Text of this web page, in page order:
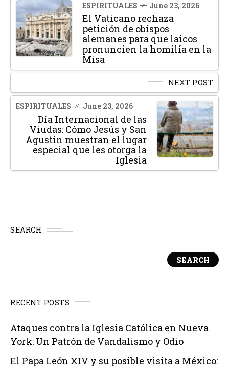
ESPIRITUALES June 23, 2026
El Vaticano rechaza
petición de obispos
alemanes para que laicos
pronuncien la homilía en la
Misa
NEXT POST
ESPIRITUALES June 23, 2026
Día Internacional de las
Viudas: Cómo Jesús y San
Agustín muestran el lugar
especial que les otorga la
Iglesia
SEARCH
SEARCH
RECENT POSTS
Ataques contra la Iglesia Católica en Nueva
York: Un Patrón de Vandalismo y Odio
El Papa León XIV y su posible visita a México: